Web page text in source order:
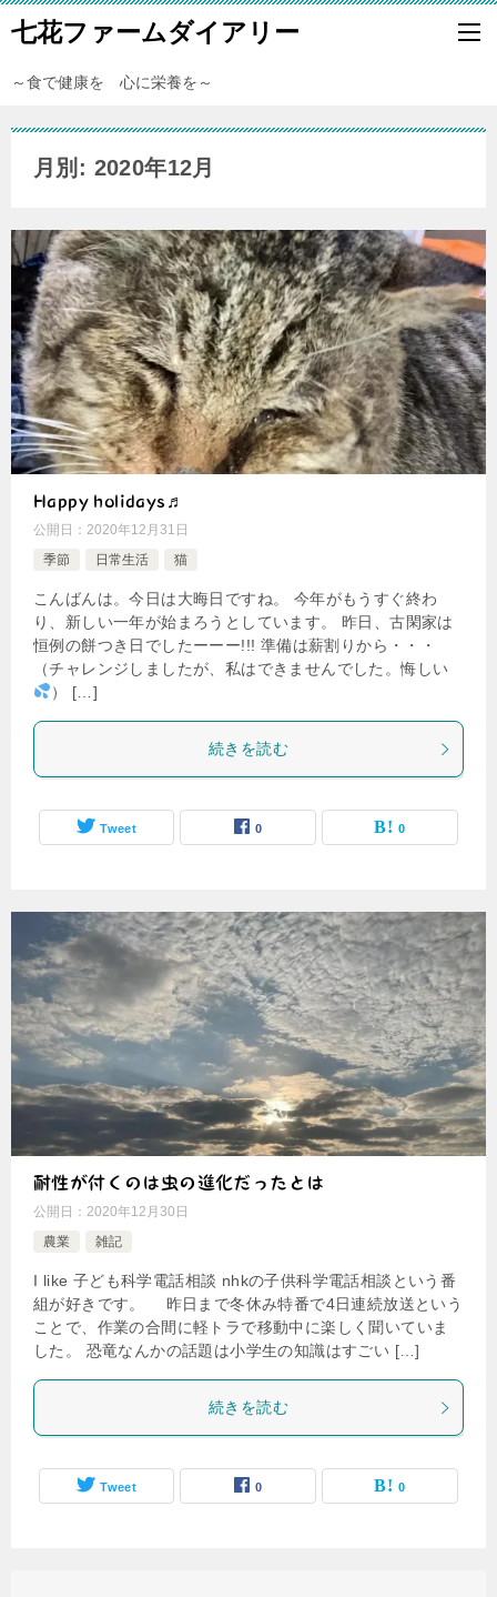
七花ファームダイアリー
～食で健康を 心に栄養を～
月別: 2020年12月
Happy holidays♬
公開日： 2020年12月31日
季節
日常生活 猫
こんばんは。今日は大晦日ですね。 今年がもうすぐ終わ
り、新しい一年が始まろうとしています。 昨日、古閑家は
恒例の餅つき日でしたーーー!!! 準備は薪割りから・・・
（チャレンジしましたが、私はできませんでした。悔しい
） […]
続きを読む
Tweet 0 0
耐性が付くのは虫の進化だったとは
公開日： 2020年12月30日
農業
雑記
I like 子ども科学電話相談 nhkの子供科学電話相談という番
組が好きです。 昨日まで冬休み特番で4日連続放送という
ことで、作業の合間に軽トラで移動中に楽しく聞いていま
した。 恐竜なんかの話題は小学生の知識はすごい […]
続きを読む
Tweet 0 0